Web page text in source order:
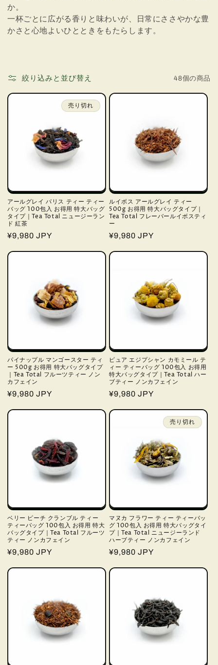
か。
一杯ごとに広がる香りと味わいが、日常にささやかな豊
かさと心地よいひとときをもたらします。
絞り込みと並び替え 48個の商品
売り切れ
アールグレイ パリス ティー ティー
バッグ 100包入 お得用 特大バッグ
タイプ｜Tea Total ニュージーラン
ド 紅茶
通
価
¥9,980 JPY
ルイボス アールグレイ ティー
500g お得用 特大バッグタイプ｜
Tea Total フレーバールイボスティ
ー
通
価
¥9,980 JPY
パイナップル マンゴースター ティ
ー 500g お得用 特大バッグタイプ
｜Tea Total フルーツティー ノン
カフェイン
通
価
¥9,980 JPY
ピュア エジプシャン カモミール テ
ィー ティーバッグ 100包入 お得用
特大バッグタイプ｜Tea Total ハー
ブティー ノンカフェイン
通
価
¥9,980 JPY
ベリー ピーチ クランブル ティー
ティーバッグ 100包入 お得用 特大
バッグタイプ｜Tea Total フルーツ
ティー ノンカフェイン
通
価
¥9,980 JPY
売り切れ
マヌカ フラワー ティー ティーバッ
グ 100包入 お得用 特大バッグタイ
プ｜Tea Total ニュージーランド
ハーブティー ノンカフェイン
通
価
¥9,980 JPY